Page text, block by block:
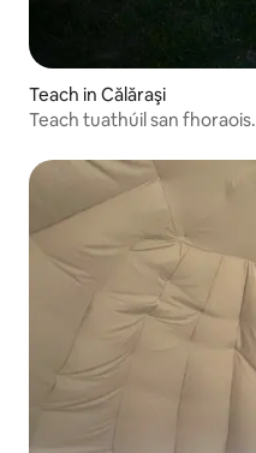
Teach in Călăraşi
Teach tuathúil san fhoraois.